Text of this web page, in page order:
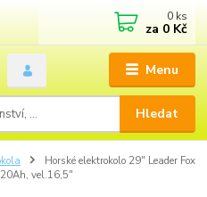
Menu
Hledat
0 ks
za 0 Kč
Horské elektrokolo 29" Leader Fox
vel.16,5"